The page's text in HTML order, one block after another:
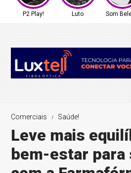
P2 Play! Luto Som
Comerciais Saúde!
Leve mais
bem-estar para